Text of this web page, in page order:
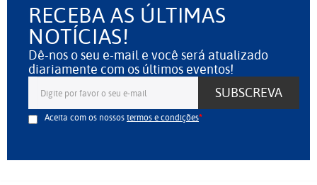
RECEBA AS ÚLTIMAS
NOTÍCIAS!
Dê-nos o seu e-mail e você será atualizado
diariamente com os últimos eventos!
SUBSCREVA
Aceita com os nossostermos e condições